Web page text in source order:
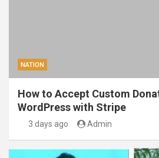
NATION
How to Accept Custom
WordPress with Stripe
3 days ago Admin